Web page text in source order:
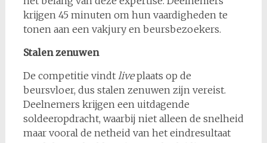
krijgen 45 minuten om hun vaardigheden te
tonen aan een vakjury en beursbezoekers.
Stalen zenuwen
De competitie vindt liveplaats op de
beursvloer, dus stalen zenuwen zijn vereist.
Deelnemers krijgen een uitdagende
soldeeropdracht, waarbij niet alleen de snelheid
maar vooral de netheid van het eindresultaat